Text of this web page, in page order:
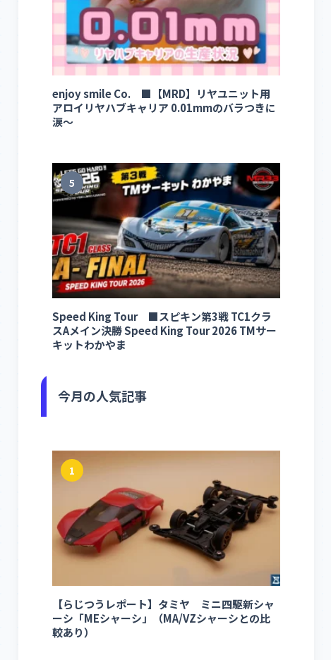
enjoy smile Co. ■【MRD】リヤユニット用
アロイリヤハブキャリア 0.01mmのバラつきに
涙～
5
Speed King Tour ■スピキン第3戦 TC1クラ
スAメイン決勝 Speed King Tour 2026 TMサー
キットわかやま
今月の人気記事
1
【らじつうレポート】タミヤ ミニ四駆新シャ
ーシ「MEシャーシ」（MA/VZシャーシとの比
較あり）